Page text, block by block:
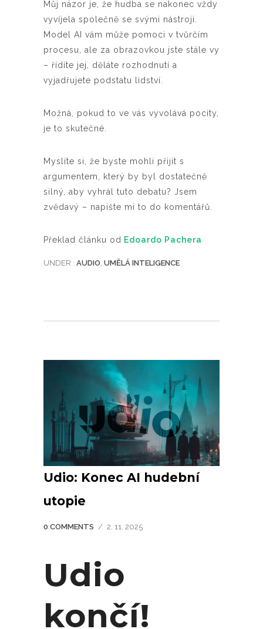
Můj názor je, že hudba se nakonec vždy
vyvíjela společně se svými nástroji.
Model AI vám může pomoci v tvůrčím
procesu, ale za obrazovkou jste stále vy
– řídíte jej, děláte rozhodnutí a
vyjadřujete podstatu lidství.
Možná, pokud to ve vás vyvolává pocity,
je to skutečné.
Myslíte si, že byste mohli přijít s
argumentem, který by byl dostatečně
silný, aby vyhrál tuto debatu? Jsem
zvědavý – napište mi to do komentářů.
Překlad článku od Edoardo Pachera
UNDER : AUDIO, UMĚLÁ INTELIGENCE
Udio: Konec AI hudební
utopie
0 COMMENTS / 2. 11. 2025
Udio
končí!